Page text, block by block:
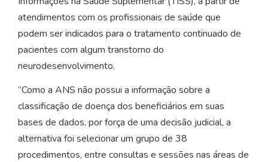
atendimentos com os profissionais de saúde que
podem ser indicados para o tratamento continuado de
pacientes com algum transtorno do
neurodesenvolvimento.
“Como a ANS não possui a informação sobre a
classificação de doença dos beneficiários em suas
bases de dados, por força de uma decisão judicial, a
alternativa foi selecionar um grupo de 38
procedimentos, entre consultas e sessões nas áreas de